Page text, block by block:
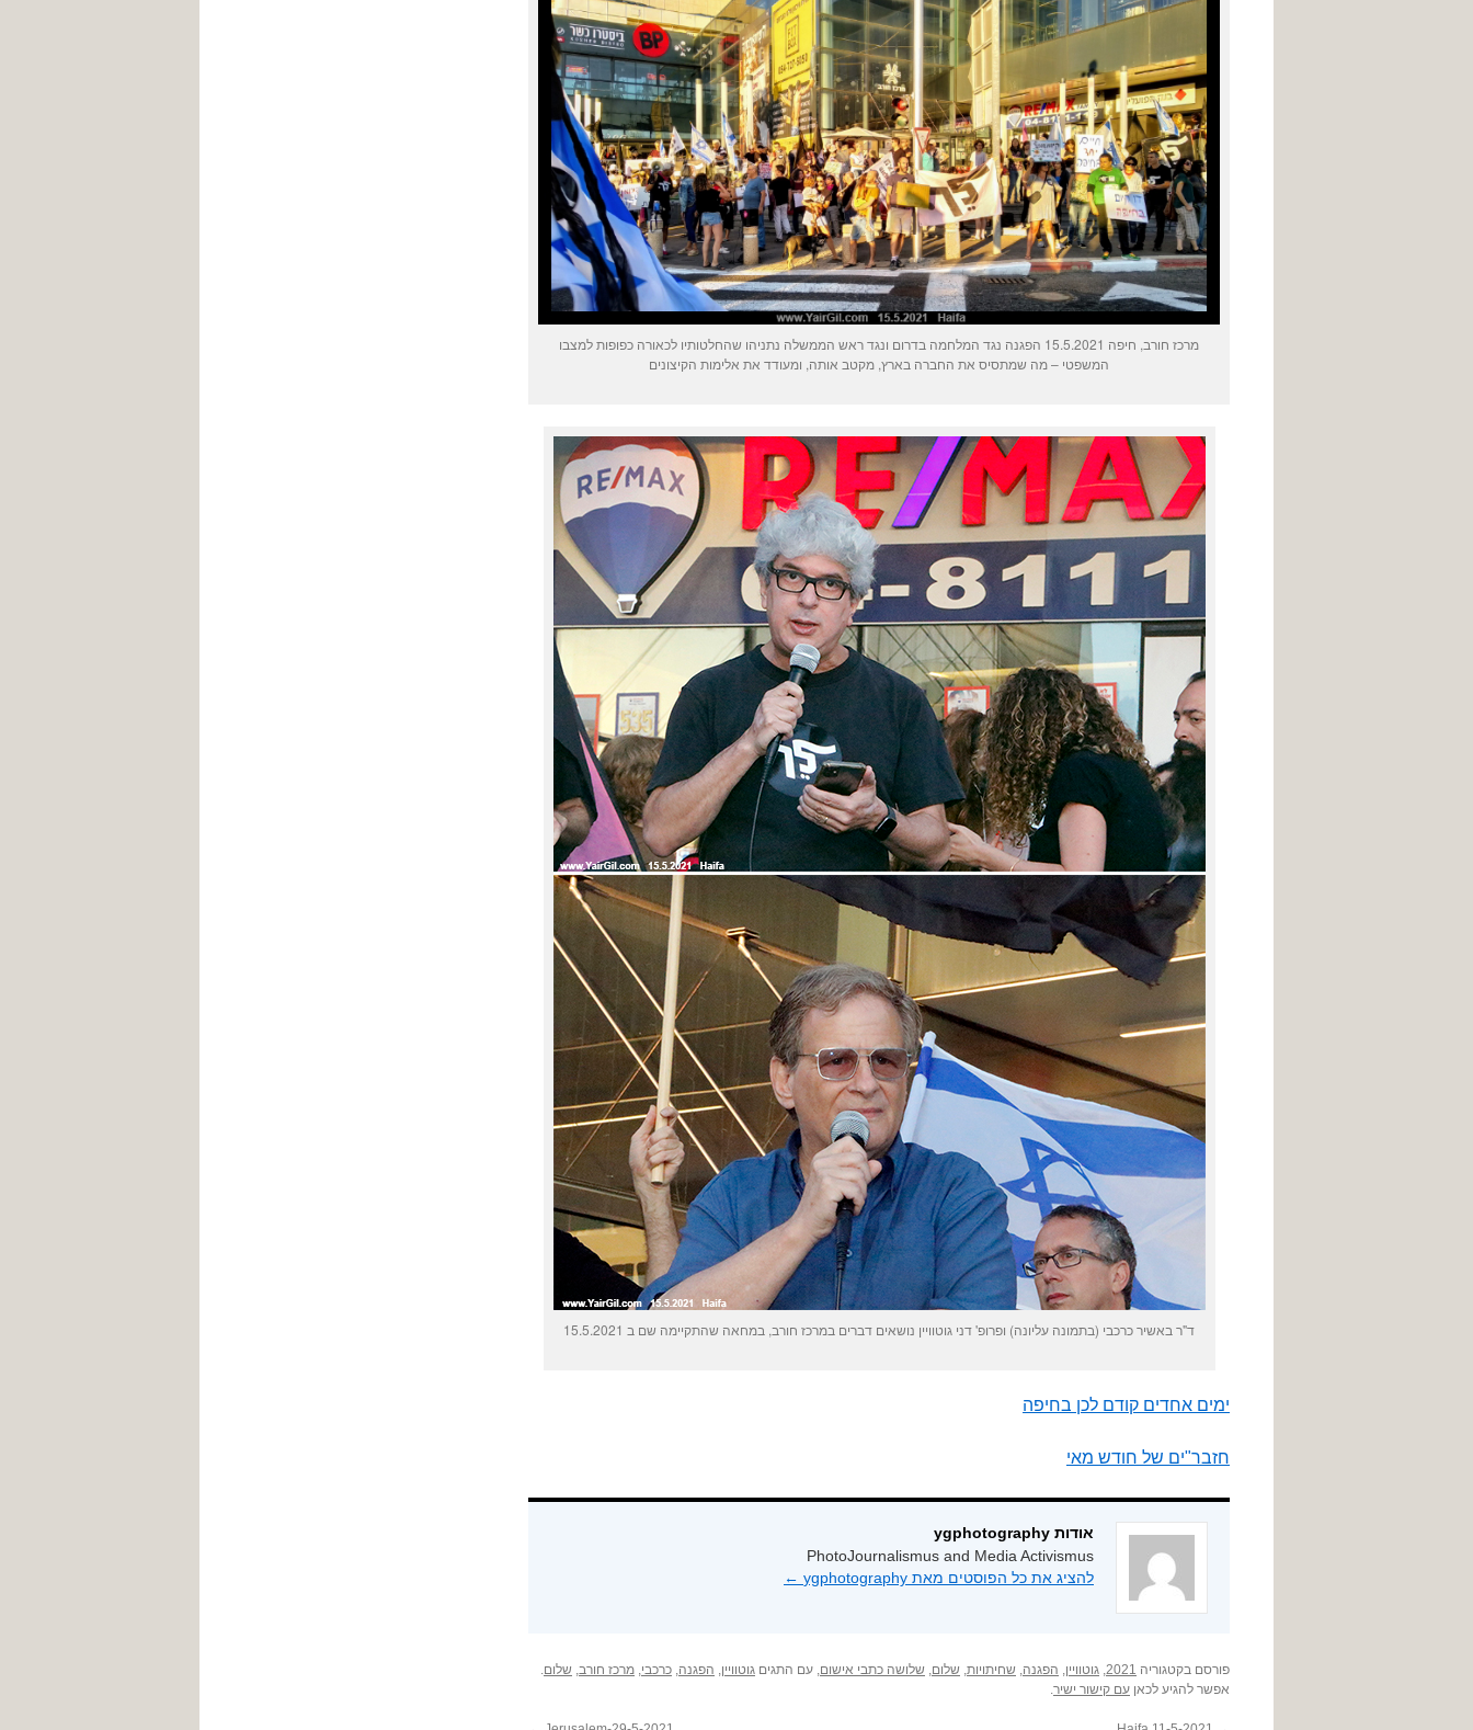
מרכז חורב, חיפה 15.5.2021 הפגנה נגד המלחמה בדרום ונגד ראש הממשלה נתניהו שהחלטותיו לכאורה כפופות למצבו
המשפטי – מה שמתסיס את החברה בארץ, מקטב אותה, ומעודד את אלימות הקיצונים
ד"ר באשיר כרכבי (בתמונה עליונה) ופרופ' דני גוטוויין נושאים דברים במרכז חורב, במחאה שהתקיימה שם ב 15.5.2021
ימים אחדים קודם לכן בחיפה
חזבר"ים של חודש מאי
אודות ygphotography
PhotoJournalismus and Media Activismus
להציג את כל הפוסטים מאת ygphotography‏
←
פורסם בקטגוריה 2021 גוטוויין הפגנה שחיתויות שלום שלושה כתבי אישום , עם התגים גוטוויין הפגנה כרכבי מרכז חורב שלום
אפשר להגיע לכאן עם קישור ישיר